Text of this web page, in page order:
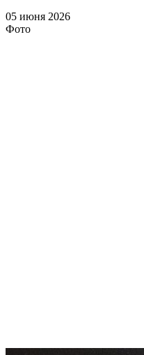
05 июня 2026
Фото